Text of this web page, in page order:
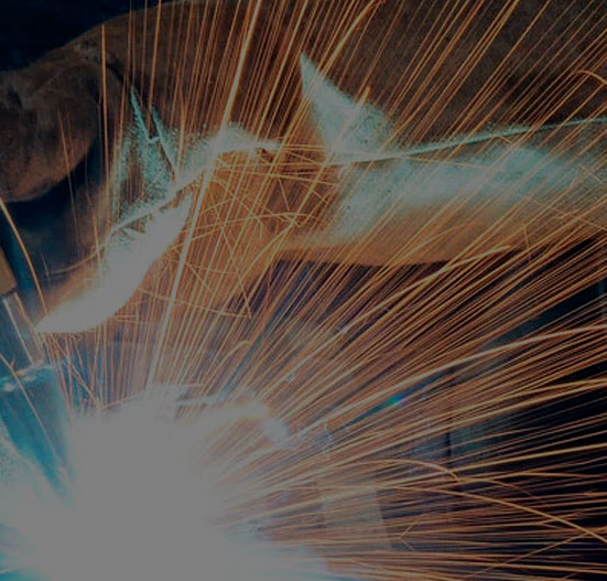
+375 232 92-74-75
(ПЛАНОВО-ЭКОНОМИЧЕСКОЕ БЮРО)
+375 232 92-74-79
(ОТДЕЛ КАДРОВ)